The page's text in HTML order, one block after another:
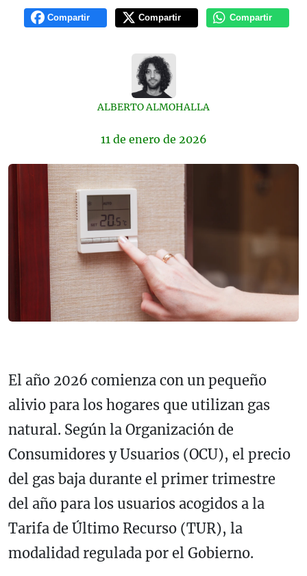
Compartir Compartir Compartir
ALBERTO ALMOHALLA
11 de enero de 2026
El año 2026 comienza con un pequeño
alivio para los hogares que utilizan gas
natural. Según la Organización de
Consumidores y Usuarios (OCU), el precio
del gas baja durante el primer trimestre
del año para los usuarios acogidos a la
Tarifa de Último Recurso (TUR), la
modalidad regulada por el Gobierno.